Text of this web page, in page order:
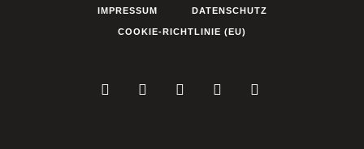
IMPRESSUM DATENSCHUTZ
COOKIE-RICHTLINIE (EU)